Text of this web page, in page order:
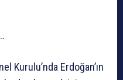
Kurulu’nda Erdoğan’ın